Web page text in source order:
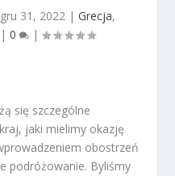
gru 31, 2022 | Grecja,
| 0 |
się szczególne
jaki mielimy okazję
obostrzeń
podróżowanie. Byliśmy